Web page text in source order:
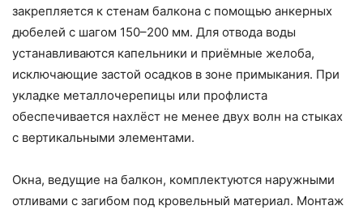
закрепляется к стенам балкона с помощью анкерных
дюбелей с шагом 150–200 мм. Для отвода воды
устанавливаются капельники и приёмные желоба,
исключающие застой осадков в зоне примыкания. При
укладке металлочерепицы или профлиста
обеспечивается нахлёст не менее двух волн на стыках
с вертикальными элементами.
Окна, ведущие на балкон, комплектуются наружными
отливами с загибом под кровельный материал. Монтаж